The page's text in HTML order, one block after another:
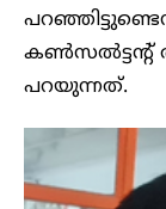
കൺസൽട്ടന്റ്
പറയുന്നത്.